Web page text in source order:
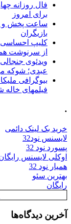
برای امروز
ساعت پخش و
بازیگران
کلیپ احساسی
از سرنوشت
ویدئوی
عبدی؛ شوکه
بیوگرافی
فیلمهای خاله
.
خرید بک لینک دائمی
لایسنس نود32
پسورد نود 32
اوکلی لایسنس رایگان
همیار نود 32
بهترین سئو
رایگان
آخرین دیدگاه‌ها